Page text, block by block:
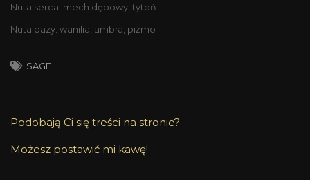
Nuta serca: mech dębowy, tytoń
Nuta bazy: wanilia, ambra, piżmo
SAGE
Podobają Ci się treści na stronie?
Możesz postawić mi kawę!